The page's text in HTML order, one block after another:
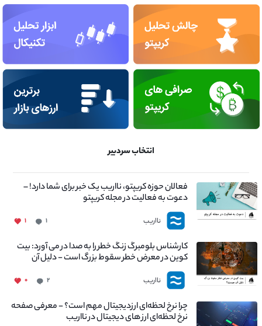
انتخاب سردبیر
فعالان حوزه کریپتو، نااریب یک خبر برای شما دارد! –
دعوت به فعالیت در مجله کریپتو
نااریب ۱ ۱
کارشناس بلومبرگ زنگ خطر را به صدا در می آورد: بیت
کوین در معرض خطر سقوط بزرگ است - دلیل آن
چیست؟
نااریب ۲ ۰
چرا نرخ لحظه‌ای ارزدیجیتال مهم است؟ - معرفی صفحه
نرخ لحظه‌ای ارز های دیجیتال در نااریب